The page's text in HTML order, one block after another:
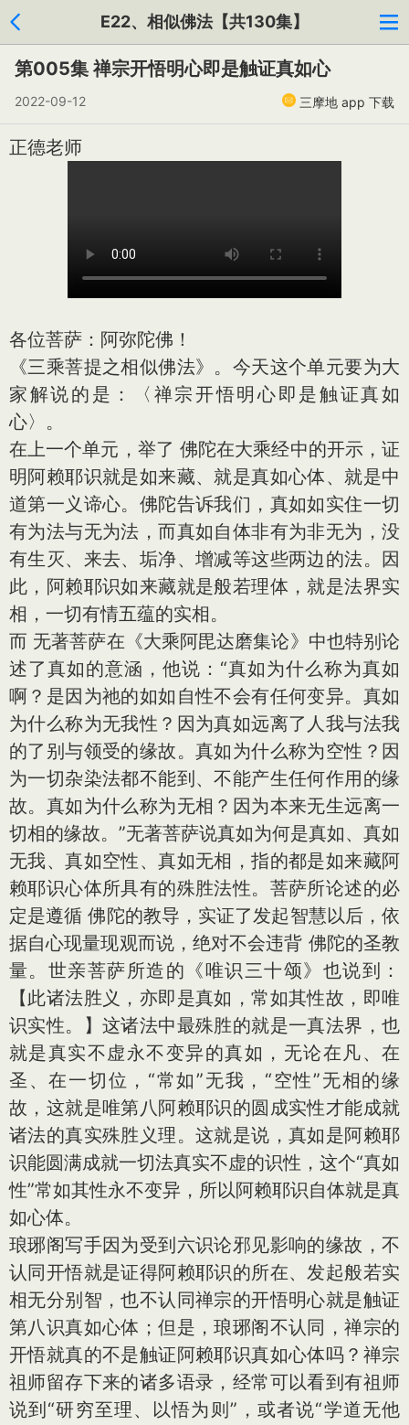
E22、相似佛法【共130集】
第005集 禅宗开悟明心即是触证真如心
2022-09-12 三摩地 app 下载
正德老师
各位菩萨：阿弥陀佛！
《三乘菩提之相似佛法》。今天这个单元要为大
家解说的是：〈禅宗开悟明心即是触证真如
心〉。
在上一个单元，举了 佛陀在大乘经中的开示，证
明阿赖耶识就是如来藏、就是真如心体、就是中
道第一义谛心。佛陀告诉我们，真如如实住一切
有为法与无为法，而真如自体非有为非无为，没
有生灭、来去、垢净、增减等这些两边的法。因
此，阿赖耶识如来藏就是般若理体，就是法界实
相，一切有情五蕴的实相。
而 无著菩萨在《大乘阿毘达磨集论》中也特别论
述了真如的意涵，他说：“真如为什么称为真如
啊？是因为祂的如如自性不会有任何变异。真如
为什么称为无我性？因为真如远离了人我与法我
的了别与领受的缘故。真如为什么称为空性？因
为一切杂染法都不能到、不能产生任何作用的缘
故。真如为什么称为无相？因为本来无生远离一
切相的缘故。”无著菩萨说真如为何是真如、真如
无我、真如空性、真如无相，指的都是如来藏阿
赖耶识心体所具有的殊胜法性。菩萨所论述的必
定是遵循 佛陀的教导，实证了发起智慧以后，依
据自心现量现观而说，绝对不会违背 佛陀的圣教
量。世亲菩萨所造的《唯识三十颂》也说到：
【此诸法胜义，亦即是真如，常如其性故，即唯
识实性。】这诸法中最殊胜的就是一真法界，也
就是真实不虚永不变异的真如，无论在凡、在
圣、在一切位，“常如”无我，“空性”无相的缘
故，这就是唯第八阿赖耶识的圆成实性才能成就
诸法的真实殊胜义理。这就是说，真如是阿赖耶
识能圆满成就一切法真实不虚的识性，这个“真如
性”常如其性永不变异，所以阿赖耶识自体就是真
如心体。
琅琊阁写手因为受到六识论邪见影响的缘故，不
认同开悟就是证得阿赖耶识的所在、发起般若实
相无分别智，也不认同禅宗的开悟明心就是触证
第八识真如心体；但是，琅琊阁不认同，禅宗的
开悟就真的不是触证阿赖耶识真如心体吗？禅宗
祖师留存下来的诸多语录，经常可以看到有祖师
说到“研穷至理、以悟为则”，或者说“学道无他